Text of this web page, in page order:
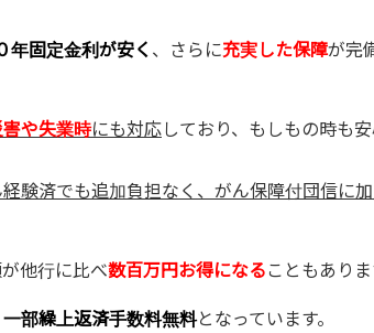
年固定金利が安く 、さらに充実した保障が完
害や失業時にも対応しており、もしもの時も
験済でも追加負担なく、がん保障付団信に
他行に比べ数百万円お得になる こともありま
部繰上返済手数料無料となっています。